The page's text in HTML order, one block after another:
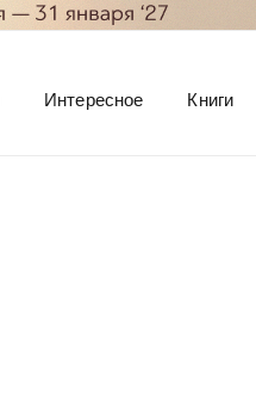
Интересное Книги